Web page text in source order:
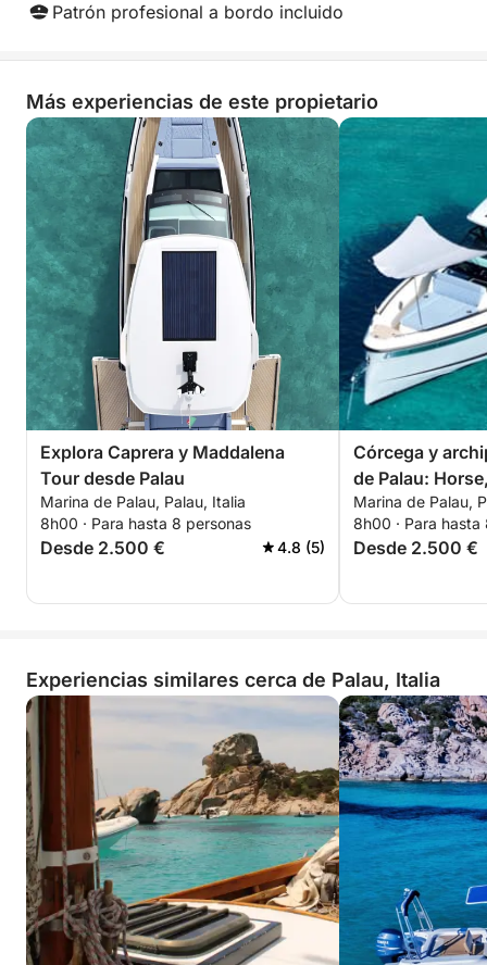
Patrón profesional a bordo incluido
Más experiencias de este propietario
Explora Caprera y Maddalena
Tour desde Palau
Marina de Palau, Palau, Italia
8h00 · Para hasta 8 personas
Desde 2.500 € 4.8 (5)
Córcega y
de Palau:
Spargi
Marina de Palau,
8h00 · Para hasta
Desde 2.500 €
Experiencias similares cerca de Palau, Italia